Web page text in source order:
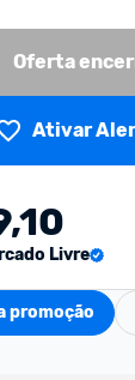
Oferta
Ativar
Livre
promoção